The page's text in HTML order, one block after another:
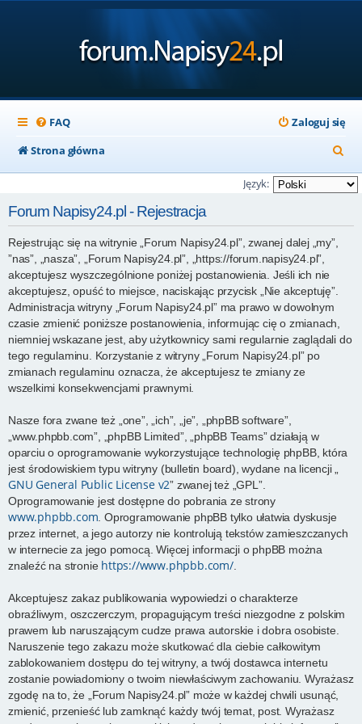
FAQ
Zaloguj się
Strona główna
z
u
Język:
Forum Napisy24.pl - Rejestracja
Rejestrując się na witrynie „Forum Napisy24.pl”, zwanej dalej „my”,
”nas”, „nasza”, „Forum Napisy24.pl”, „https://forum.napisy24.pl”,
akceptujesz wyszczególnione poniżej postanowienia. Jeśli ich nie
akceptujesz, opuść to miejsce, naciskając przycisk „Nie akceptuję”.
Administracja witryny „Forum Napisy24.pl” ma prawo w dowolnym
czasie zmienić poniższe postanowienia, informując cię o zmianach,
niemniej wskazane jest, aby użytkownicy sami regularnie zaglądali do
tego regulaminu. Korzystanie z witryny „Forum Napisy24.pl” po
zmianach regulaminu oznacza, że akceptujesz te zmiany ze
wszelkimi konsekwencjami prawnymi.
Nasze fora zwane też „one”, „ich”, „je”, „phpBB software”,
„www.phpbb.com”, „phpBB Limited”, „phpBB Teams” działają w
oparciu o oprogramowanie wykorzystujące technologię phpBB, która
jest środowiskiem typu witryny (bulletin board), wydane na licencji „
GNU General Public License v2” zwanej też „GPL”.
Oprogramowanie jest dostępne do pobrania ze strony
www.phpbb.com . Oprogramowanie phpBB tylko ułatwia dyskusje
przez internet, a jego autorzy nie kontrolują tekstów zamieszczanych
w internecie za jego pomocą. Więcej informacji o phpBB można
znaleźć na stronie https://www.phpbb.com/.
Akceptujesz zakaz publikowania wypowiedzi o charakterze
obraźliwym, oszczerczym, propagującym treści niezgodne z polskim
prawem lub naruszającym cudze prawa autorskie i dobra osobiste.
Naruszenie tego zakazu może skutkować dla ciebie całkowitym
zablokowaniem dostępu do tej witryny, a twój dostawca internetu
zostanie powiadomiony o twoim niewłaściwym zachowaniu. Wyrażasz
zgodę na to, że „Forum Napisy24.pl” może w każdej chwili usunąć,
zmienić, przenieść lub zamknąć każdy twój temat, post. Wyrażasz